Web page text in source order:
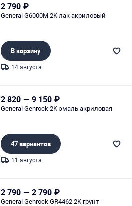
2 790 ₽
General G6000М 2К лак акриловый
В корзину
14 августа
2 820 — 9 150 ₽
General Genrock 2K эмаль акриловая
47 вариантов
11 августа
2 790 — 2 790 ₽
General Genrock GR4462 2К грунт-